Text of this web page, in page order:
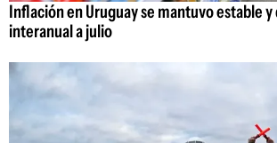
Inflación en Uruguay se mantuvo estable y
interanual a julio